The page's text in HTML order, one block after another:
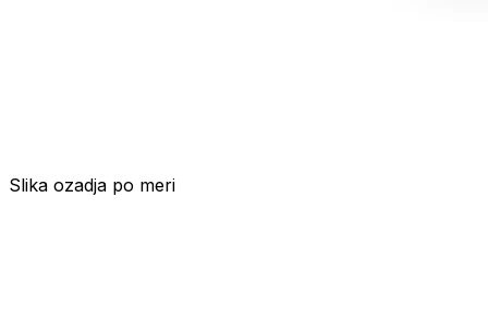
Slika ozadja po meri